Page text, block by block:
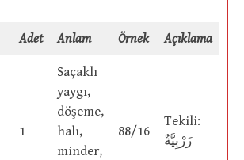
Adet Anlam Örnek Açıklama
1
Saçaklı
yaygı,
döşeme,
halı,
minder,
88/16
Tekili:
زَرْبِيَّةٌ